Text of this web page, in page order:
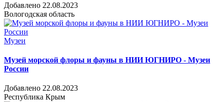
Добавлено 22.08.2023
Вологодская область
Музеи
Музей морской флоры и фауны в НИИ ЮГНИРО - Музеи
России
Добавлено 22.08.2023
Республика Крым